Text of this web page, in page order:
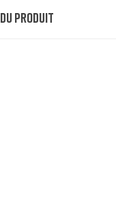
produit